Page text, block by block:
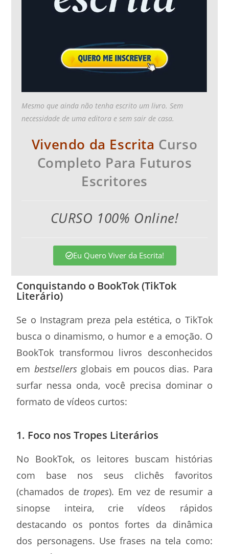
Mesmo que ainda não tenha escrito um livro. Sem
necessidade de uma editora e sem sair de casa.
Vivendo da Escrita Curso
Completo Para Futuros
Escritores
CURSO 100% Online!
Eu Quero Viver da Escrita!
Conquistando o BookTok (TikTok
Literário)
Se o Instagram preza pela estética, o TikTok
busca o dinamismo, o humor e a emoção. O
BookTok transformou livros desconhecidos
em bestsellers globais em poucos dias. Para
surfar nessa onda, você precisa dominar o
formato de vídeos curtos:
1. Foco nos Tropes Literários
No BookTok, os leitores buscam histórias
com base nos seus clichês favoritos
(chamados de tropes). Em vez de resumir a
sinopse inteira, crie vídeos rápidos
destacando os pontos fortes da dinâmica
dos personagens. Use frases na tela como: